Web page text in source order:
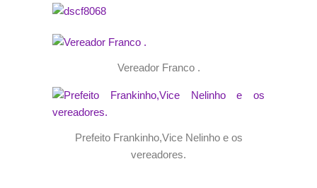
Vereador Franco .
Prefeito Frankinho,Vice Nelinho e os
vereadores.